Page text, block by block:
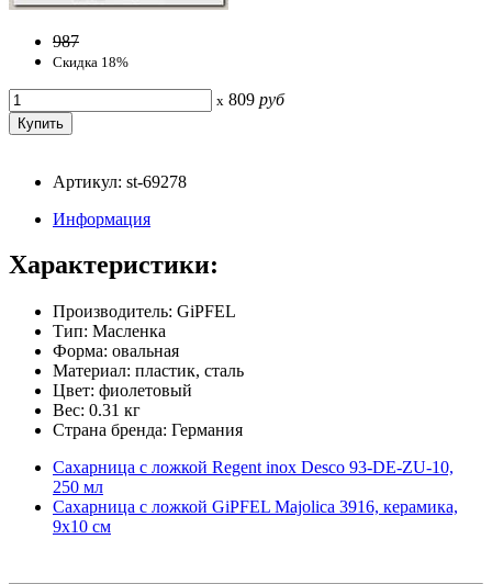
987
Скидка 18%
x 809 руб
Артикул: st-69278
Информация
Характеристики:
Производитель: GiPFEL
Тип: Масленка
Форма: овальная
Материал: пластик, сталь
Цвет: фиолетовый
Вес: 0.31 кг
Страна бренда: Германия
Сахарница с ложкой Regent inox Desco 93-DE-ZU-10,
250 мл
Сахарница с ложкой GiPFEL Majolica 3916, керамика,
9х10 см